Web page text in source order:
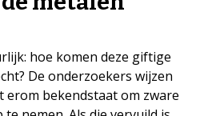
hoe komen deze giftige
De onderzoekers wijzen
bekendstaat om zware